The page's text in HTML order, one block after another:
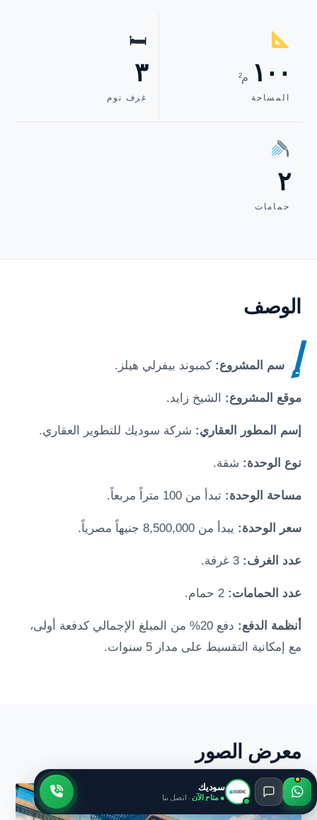
١٠٠ م²
المساحة
🛏
٣
غرف نوم
٢
حمامات
الوصف
إ سم المشروع:كمبوند بيفرلي هيلز.
موقع المشروع: الشيخ زايد.
إسم المطور العقاري: شركة سوديك للتطوير العقاري.
نوع الوحدة: شقة.
مساحة الوحدة:تبدأ من 100 متراً مربعاً.
سعر الوحدة: يبدأ من 8,500,000 جنيهاً مصرياً.
عدد الغرف: 3 غرفة.
عدد الحمامات: 2 حمام.
أنظمة الدفع:
دفع 20% من المبلغ الإجمالي كدفعة أولى،
مع إمكانية التقسيط على مدار 5 سنوات.
معرض الصور
سوديك
● متاح الآن · اتصل بنا